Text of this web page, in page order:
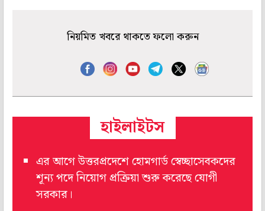
নিয়মিত খবরে থাকতে ফলো করুন
হাইলাইটস
এর আগে উত্তরপ্রদেশে হোমগার্ড স্বেচ্ছাসেবকদের
শূন্য পদে নিয়োগ প্রক্রিয়া শুরু করেছে যোগী
সরকার।